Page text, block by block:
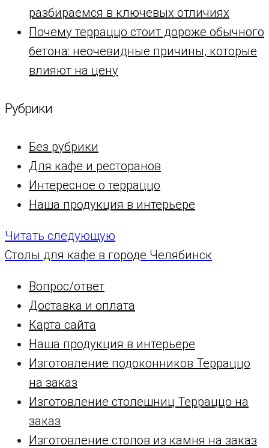
разбираемся в ключевых отличиях
Почему терраццо стоит дороже обычного
бетона: неочевидные причины, которые
влияют на цену
Рубрики
Без рубрики
Для кафе и ресторанов
Интересное о терраццо
Наша продукция в интерьере
Читать следующую
Столы для кафе в городе Челябинск
Вопрос/ответ
Доставка и оплата
Карта сайта
Наша продукция в интерьере
Изготовление подоконников Терраццо
на заказ
Изготовление столешниц Терраццо на
заказ
Изготовление столов из камня на заказ